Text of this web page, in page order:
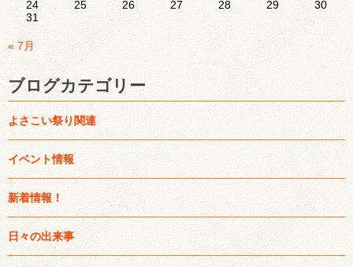
24
25 26 27 28 29
30
31
« 7月
ブログカテゴリー
よさこい祭り関連
イベント情報
新着情報！
日々の出来事